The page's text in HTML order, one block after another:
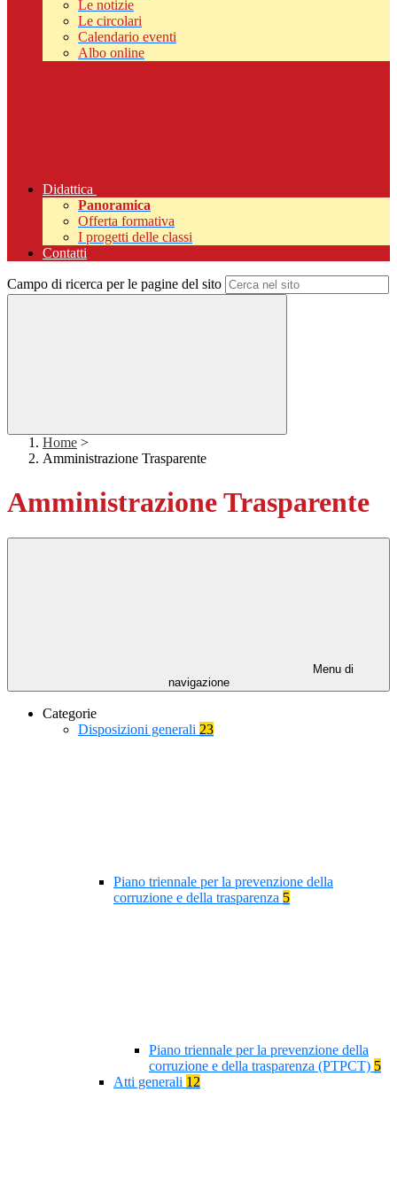
Le notizie
Le circolari
Calendario eventi
Albo online
Didattica
Panoramica
Offerta formativa
I progetti delle classi
Contatti
Campo di ricerca per le pagine del sito
Home >
Amministrazione Trasparente
Amministrazione Trasparente
Menu di
navigazione
Categorie
Disposizioni generali 23
Piano triennale per la prevenzione della
corruzione e della trasparenza 5
Piano triennale per la prevenzione della
corruzione e della trasparenza (PTPCT) 5
Atti generali 12